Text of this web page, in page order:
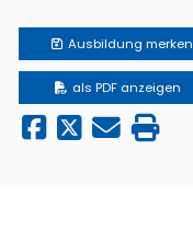
Ausbildung merken
als PDF anzeigen